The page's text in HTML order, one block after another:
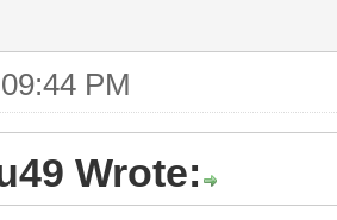
PM
Wrote: